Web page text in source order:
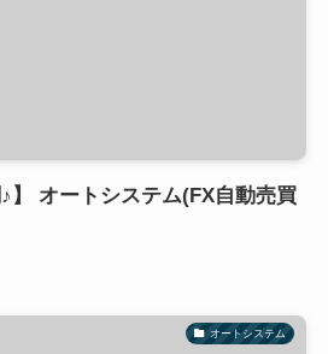
】 オートシステム(FX自動売買
オートシステム